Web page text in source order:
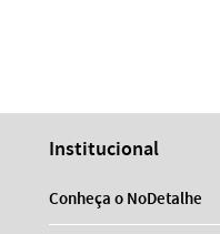
Institucional
Conheça o NoDetalhe